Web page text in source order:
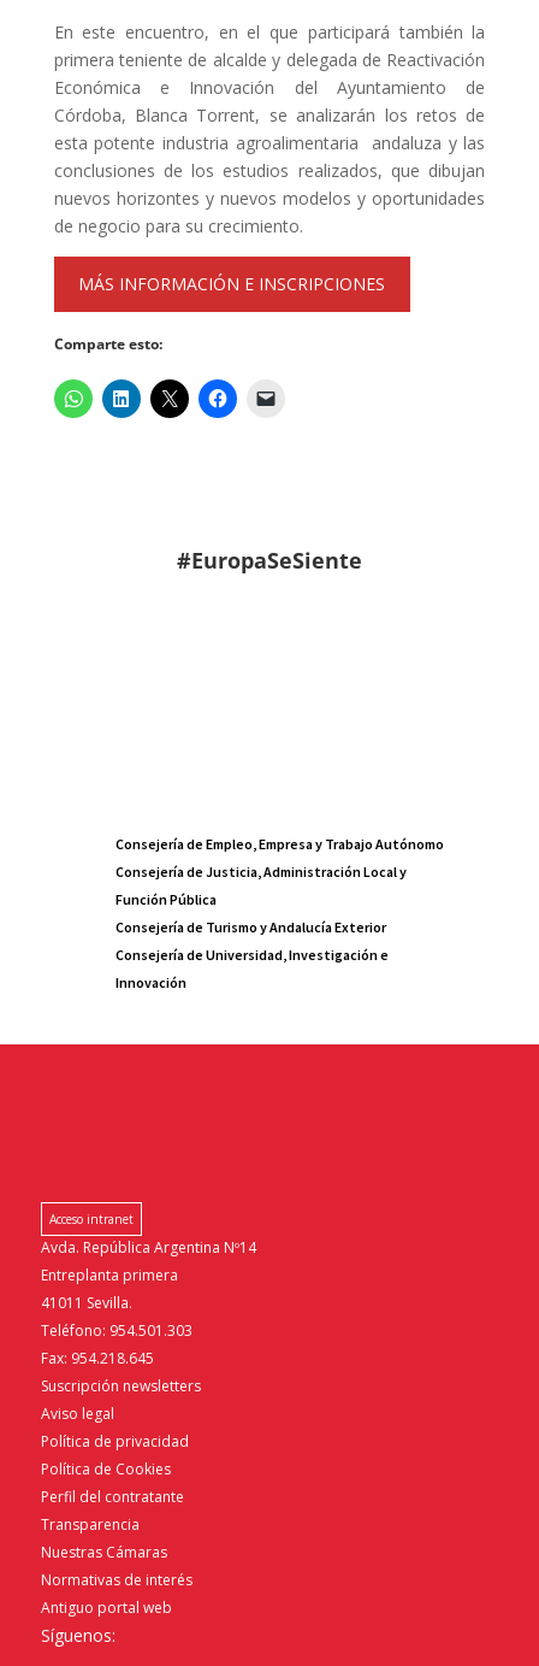
En este encuentro, en el que participará también la
primera teniente de alcalde y delegada de Reactivación
Económica e Innovación del Ayuntamiento de
Córdoba, Blanca Torrent, se analizarán los retos de
esta potente industria agroalimentaria andaluza y las
conclusiones de los estudios realizados, que dibujan
nuevos horizontes y nuevos modelos y oportunidades
de negocio para su crecimiento.
MÁS INFORMACIÓN E INSCRIPCIONES
Comparte esto:
#EuropaSeSiente
Consejería de Empleo, Empresa y Trabajo Autónomo
Consejería de Justicia, Administración Local y
Función Pública
Consejería de Turismo y Andalucía Exterior
Consejería de Universidad, Investigación e
Innovación
Acceso intranet
Avda. República Argentina Nº14
Entreplanta primera
41011 Sevilla.
Teléfono: 954.501.303
Fax: 954.218.645
Suscripción newsletters
Aviso legal
Política de privacidad
Política de Cookies
Perfil del contratante
Transparencia
Nuestras Cámaras
Normativas de interés
Antiguo portal web
Síguenos: